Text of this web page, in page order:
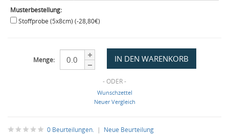
Musterbestellung:
Stoffprobe (5x8cm) (-28,80€)
Menge:
- ODER -
Wunschzettel
Neuer Vergleich
0 Beurteilungen. | Neue Beurteilung